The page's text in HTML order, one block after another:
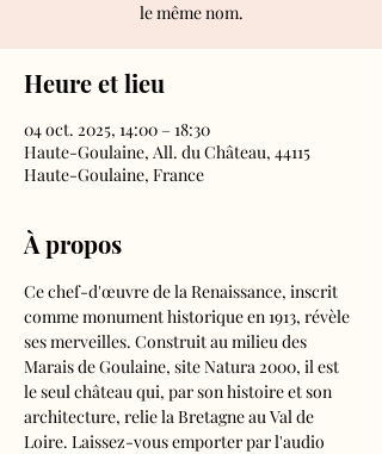
le même nom.
Heure et lieu
04 oct. 2025, 14:00 – 18:30
Haute-Goulaine, All. du Château, 44115
Haute-Goulaine, France
À propos
Ce chef-d'œuvre de la Renaissance, inscrit
comme monument historique en 1913, révèle
ses merveilles. Construit au milieu des
Marais de Goulaine, site Natura 2000, il est
le seul château qui, par son histoire et son
architecture, relie la Bretagne au Val de
Loire. Laissez-vous emporter par l'audio